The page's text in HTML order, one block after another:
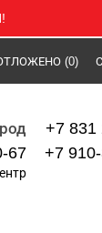
(0)
67
+7 831
+7